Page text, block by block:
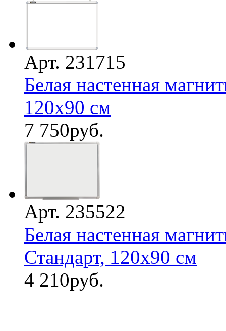
Арт. 231715
Белая настенная
120х90 см
7 750руб.
Арт. 235522
Белая настенная
Стандарт, 120х90 см
4 210руб.